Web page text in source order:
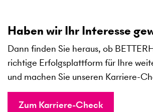
Haben wir Ihr Interesse
Dann finden Sie heraus, ob
richtige Erfolgsplattform für Ihre
und machen Sie unseren Karriere-
Zum Karriere-Check